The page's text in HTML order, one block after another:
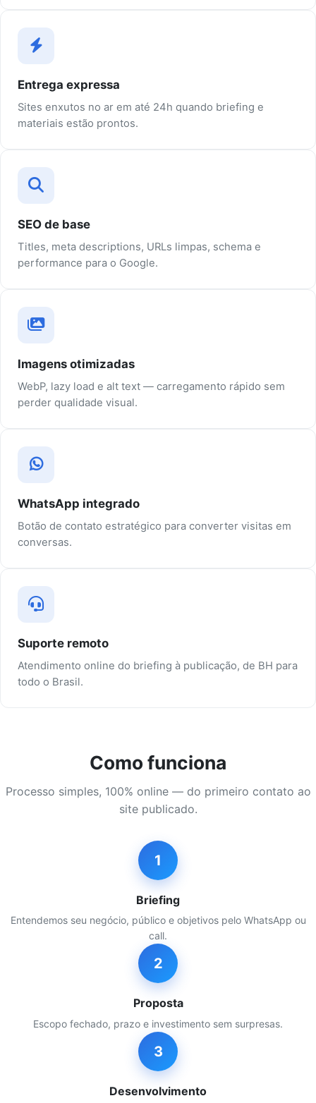
Entrega expressa
Sites enxutos no ar em até 24h quando briefing e
materiais estão prontos.
SEO de base
Titles, meta descriptions, URLs limpas, schema e
performance para o Google.
Imagens otimizadas
WebP, lazy load e alt text — carregamento rápido sem
perder qualidade visual.
WhatsApp integrado
Botão de contato estratégico para converter visitas em
conversas.
Suporte remoto
Atendimento online do briefing à publicação, de BH para
todo o Brasil.
Como funciona
Processo simples, 100% online — do primeiro contato ao
site publicado.
1
Briefing
Entendemos seu negócio, público e objetivos pelo WhatsApp ou
call.
2
Proposta
Escopo fechado, prazo e investimento sem surpresas.
3
Desenvolvimento